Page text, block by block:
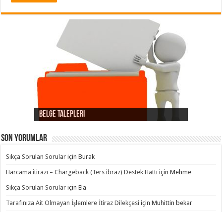
Belge Talepleri
Kart hamilinin işlemi hatırlamaması
Provizyon Hatası itirazları
Dolandırıcılık itirazları
Süreç Hatası itirazları
iptal / iade itirazları
Ürün / Hizmet Temini itirazları
Son yorumlar
Sıkça Sorulan Sorular içinBurak
Harcama itirazı – Chargeback (Ters ibraz) Destek Hattı içinMehme
Sıkça Sorulan Sorular içinEla
Tarafınıza Ait Olmayan İşlemlere İtiraz Dilekçesi içinMuhittin bekar